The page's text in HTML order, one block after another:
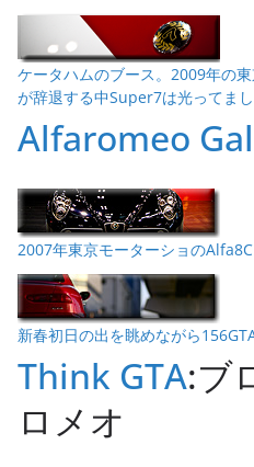
ケータハムのブース。2009年の
が辞退する中Super7は光ってま
Alfaromeo
2007年東京モーターショの
新春初日の出を眺めながら
Think GTA:ブ
ロメオ